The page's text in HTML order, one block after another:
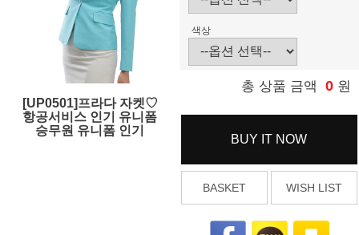
[UP0501]프라다 자켓♡
항공서비스 인기 유니폼
승무원 유니폼 인기
색상
총 상품 금액 0 원
BUY IT NOW
BASKET WISH LIST